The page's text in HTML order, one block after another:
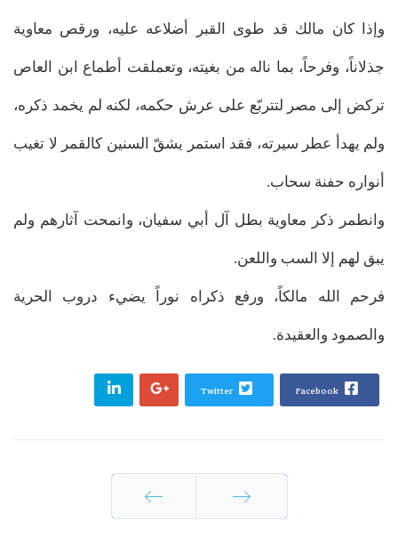
وإذا كان مالك قد طوى القبر أضلاعه عليه، ورقص معاوية
جذلاناً، وفرحاً، بما ناله من بغيته، وتعملقت أطماع ابن العاص
تركض إلى مصر لتتربّع على عرش حكمه، لكنه لم يخمد ذكره،
ولم يهدأ عطر سيرته، فقد استمر يشقّ السنين كالقمر لا تغيب
أنواره حفنة سحاب.
وانطمر ذكر معاوية بطل آل أبي سفيان، وانمحت آثارهم ولم
يبق لهم إلا السب واللعن.
فرحم الله مالكاً، ورفع ذكراه نوراً يضيء دروب الحرية
والصمود والعقيدة.